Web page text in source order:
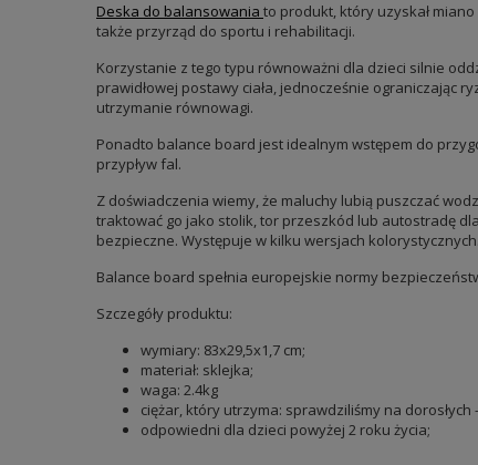
Deska do balansowania to produkt, który uzyskał
także przyrząd do sportu i rehabilitacji.
Korzystanie z tego typu równoważni dla dzieci silnie
prawidłowej postawy ciała, jednocześnie ograniczając
utrzymanie równowagi.
Ponadto balance board jest idealnym wstępem do
przypływ fal.
Z doświadczenia wiemy, że maluchy lubią puszczać
traktować go jako stolik, tor przeszkód lub autostradę
bezpieczne. Występuje w kilku wersjach kolorystycznych.
Balance board spełnia europejskie normy
Szczegóły produktu:
wymiary: 83x29,5x1,7 cm;
materiał: sklejka;
waga: 2.4kg
ciężar, który utrzyma: sprawdziliśmy na
odpowiedni dla dzieci powyżej 2 roku życia;